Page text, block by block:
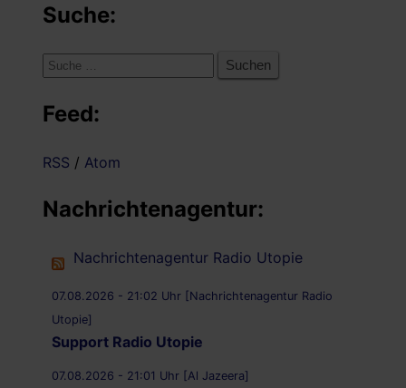
Suche:
Suche
Feed:
RSS / Atom
Nachrichtenagentur:
Nachrichtenagentur Radio Utopie
07.08.2026 - 21:02 Uhr [Nachrichtenagentur Radio
Utopie]
Support Radio Utopie
07.08.2026 - 21:01 Uhr [Al Jazeera]